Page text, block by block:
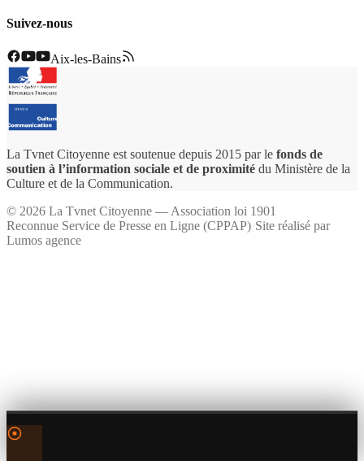
Suivez-nous
Aix-les-Bains
La Tvnet Citoyenne est soutenue depuis 2015 par le fonds de
soutien à l’information sociale et de proximité du Ministère de la
Culture et de la Communication.
© 2026 La Tvnet Citoyenne — Association loi 1901
Reconnue Service de Presse en Ligne (CPPAP)·Site réalisé par
Lumos agence